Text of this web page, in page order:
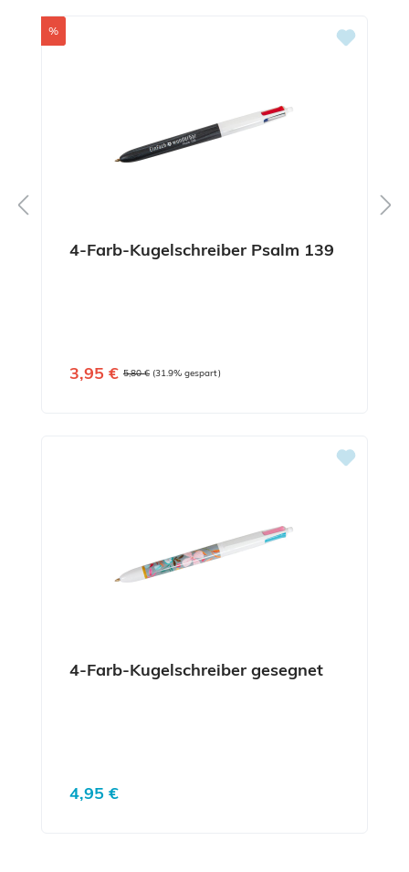
Rabatt
%
4-Farb-Kugelschreiber Psalm 139
Verkaufspreis:
3,95 € Regulärer Preis:
5,80 € (31.9% gespart)
4-Farb-Kugelschreiber gesegnet
Regulärer Preis:
4,95 €